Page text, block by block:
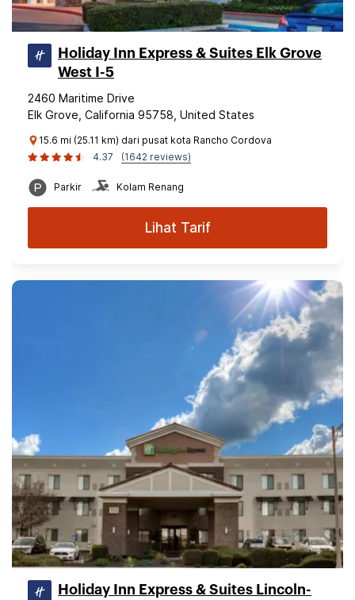
Holiday Inn Express & Suites Elk Grove
West I-5
2460 Maritime Drive
Elk Grove, California 95758, United States
15.6 mi (25.11 km) dari pusat kota Rancho Cordova
4.37
(1642 reviews)
Parkir Kolam Renang
Lihat Tarif
Holiday Inn Express & Suites Lincoln-